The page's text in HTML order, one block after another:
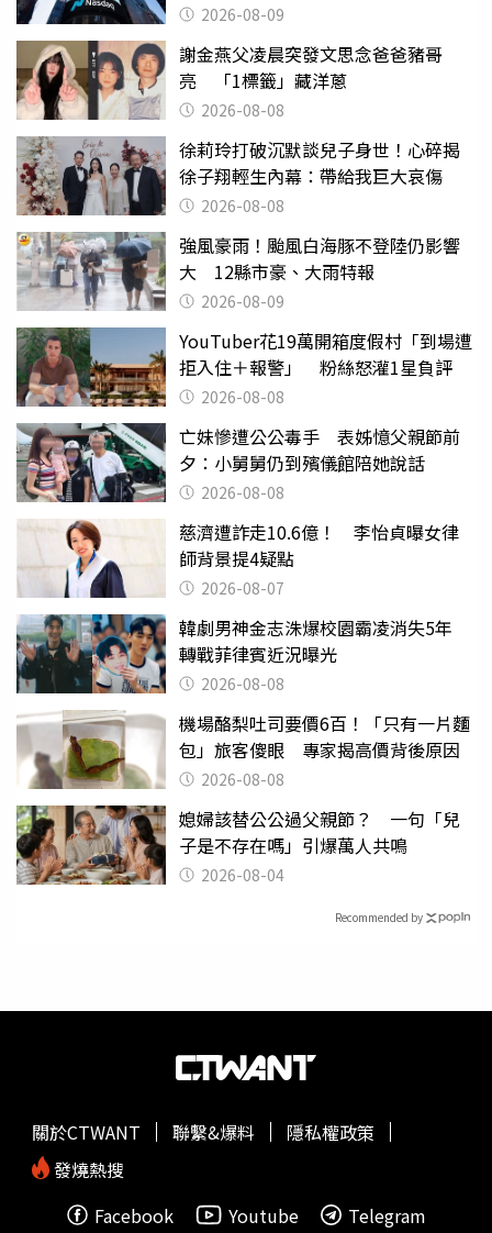
2026-08-09
謝金燕父凌晨突發文思念爸爸豬哥
亮 「1標籤」藏洋蔥
2026-08-08
徐莉玲打破沉默談兒子身世！心碎揭
徐子翔輕生內幕：帶給我巨大哀傷
2026-08-08
強風豪雨！颱風白海豚不登陸仍影響
大 12縣市豪、大雨特報
2026-08-09
YouTuber花19萬開箱度假村「到場遭
拒入住＋報警」 粉絲怒灌1星負評
2026-08-08
亡妹慘遭公公毒手 表姊憶父親節前
夕：小舅舅仍到殯儀館陪她說話
2026-08-08
慈濟遭詐走10.6億！ 李怡貞曝女律
師背景提4疑點
2026-08-07
韓劇男神金志洙爆校園霸凌消失5年
轉戰菲律賓近況曝光
2026-08-08
機場酪梨吐司要價6百！「只有一片麵
包」旅客傻眼 專家揭高價背後原因
2026-08-08
媳婦該替公公過父親節？ 一句「兒
子是不存在嗎」引爆萬人共鳴
2026-08-04
Recommended by
關於CTWANT 聯繫&爆料
隱私權政策
發燒熱搜
Facebook
Youtube Telegram